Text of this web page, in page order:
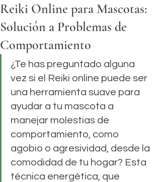
Reiki Online para Mascotas:
Solución a Problemas de
Comportamiento
¿Te has preguntado alguna
vez si el Reiki online puede ser
una herramienta suave para
ayudar a tu mascota a
manejar molestias de
comportamiento, como
agobio o agresividad, desde la
comodidad de tu hogar? Esta
técnica energética, que